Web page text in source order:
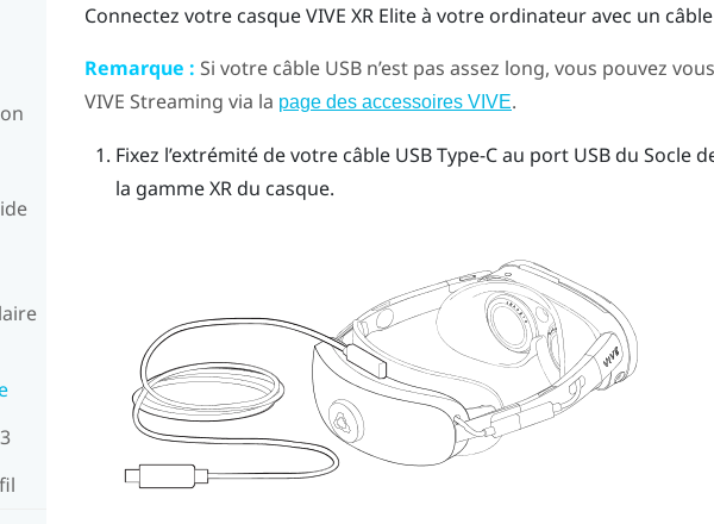
Connectez votre casqueVIVE XR Eliteà votre ordinateur avec un câble
Remarque : Si votre câble USB n’est pas assez long, vous pouvez
VIVE Streaming via la page des accessoires VIVE.
Fixez l’extrémité de votre câble USB Type-Cau port USB du Socle
la gamme XRdu casque.